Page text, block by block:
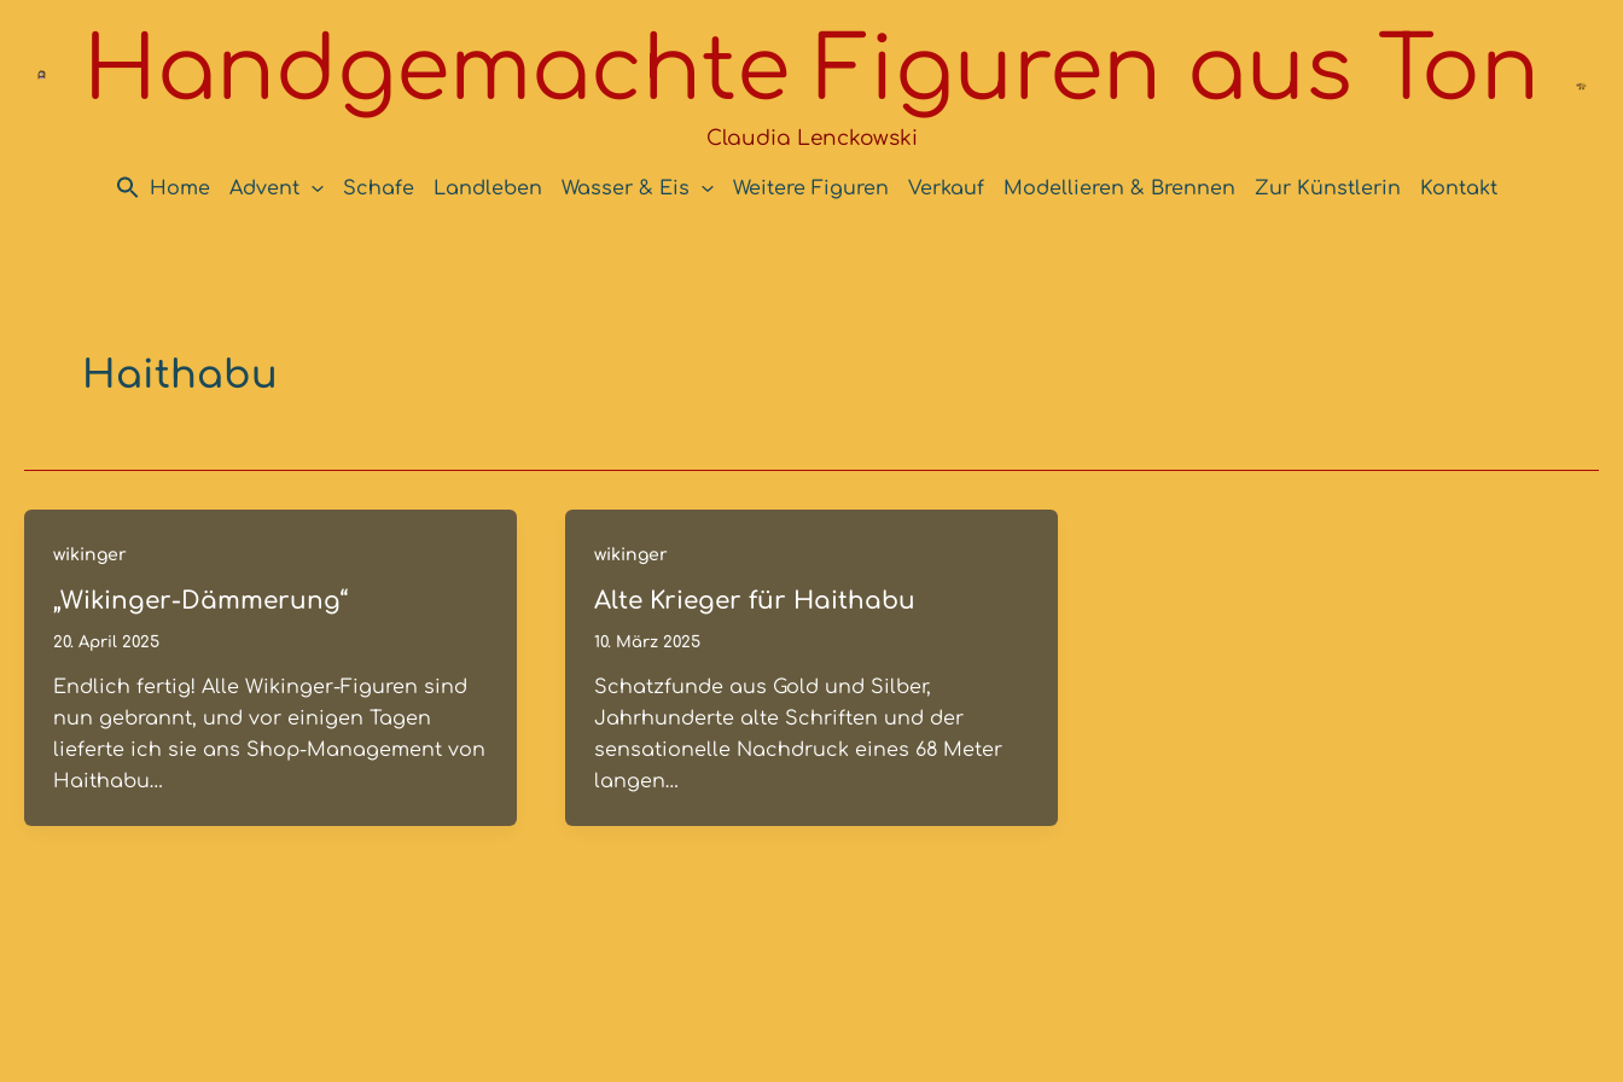
springen
Handgemachte Figuren aus Ton
Claudia Lenckowski
Home Advent Schafe Landleben Wasser & Eis Weitere Figuren Verkauf Modellieren & Brennen Zur Künstlerin Kontakt
Haithabu
wikinger
„Wikinger-Dämmerung“
20. April 2025
Endlich fertig! Alle Wikinger-Figuren sind
nun gebrannt, und vor einigen Tagen
lieferte ich sie ans Shop-Management von
Haithabu…
wikinger
Alte Krieger für Haithabu
10. März 2025
Schatzfunde aus Gold und Silber,
Jahrhunderte alte Schriften und der
sensationelle Nachdruck eines 68 Meter
langen…